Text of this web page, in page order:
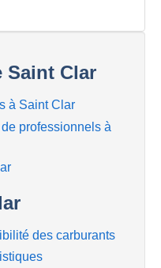
Saint Clar
à Saint Clar
professionnels à
des carburants